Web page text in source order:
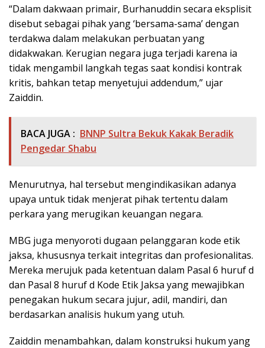
“Dalam dakwaan primair, Burhanuddin secara eksplisit
disebut sebagai pihak yang ‘bersama-sama’ dengan
terdakwa dalam melakukan perbuatan yang
didakwakan. Kerugian negara juga terjadi karena ia
tidak mengambil langkah tegas saat kondisi kontrak
kritis, bahkan tetap menyetujui addendum,” ujar
Zaiddin.
BACA JUGA : BNNP Sultra Bekuk Kakak Beradik
Pengedar Shabu
Menurutnya, hal tersebut mengindikasikan adanya
upaya untuk tidak menjerat pihak tertentu dalam
perkara yang merugikan keuangan negara.
MBG juga menyoroti dugaan pelanggaran kode etik
jaksa, khususnya terkait integritas dan profesionalitas.
Mereka merujuk pada ketentuan dalam Pasal 6 huruf d
dan Pasal 8 huruf d Kode Etik Jaksa yang mewajibkan
penegakan hukum secara jujur, adil, mandiri, dan
berdasarkan analisis hukum yang utuh.
Zaiddin menambahkan, dalam konstruksi hukum yang